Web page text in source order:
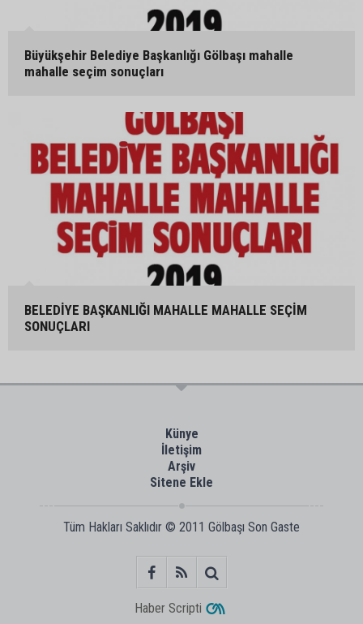
Büyükşehir Belediye Başkanlığı Gölbaşı mahalle
mahalle seçim sonuçları
BELEDİYE BAŞKANLIĞI MAHALLE MAHALLE SEÇİM
SONUÇLARI
Künye
İletişim
Arşiv
Sitene Ekle
Tüm Hakları Saklıdır © 2011 Gölbaşı Son Gaste
Haber Scripti